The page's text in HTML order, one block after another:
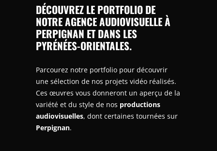
DÉCOUVREZ LE PORTFOLIO DE
NOTRE AGENCE AUDIOVISUELLE À
PERPIGNAN ET DANS LES
PYRÉNÉES-ORIENTALES.
Parcourez notre portfolio pour découvrir
une sélection de nos projets vidéo réalisés.
Ces œuvres vous donneront un aperçu de la
variété et du style de nos productions
audiovisuelles, dont certaines tournées sur
Perpignan.